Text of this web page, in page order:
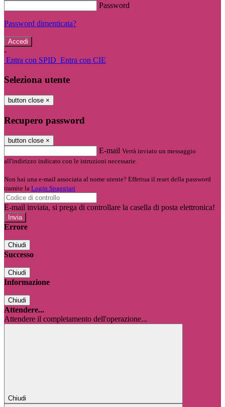
Password
Password dimenticata?
-
Entra con SPID Entra con CIE
Seleziona utente
button close ×
Recupero password
button close ×
E-mail Verrà inviato un messaggio
all'indirizzo indicato con le istruzioni necessarie.
Non hai una e-mail associata al nome utente? Effettua il reset della password
tramite la Login Spaggiari
E-mail inviata, si prega di controllare la casella di posta elettronica!
Errore
Chiudi
Successo
Chiudi
Informazione
Chiudi
Attendere...
Attendere il completamento dell'operazione...
Chiudi